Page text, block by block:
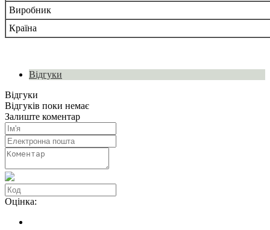
Виробник
Країна
Відгуки
Відгуки
Відгуків поки немає
Залиште коментар
Оцінка: